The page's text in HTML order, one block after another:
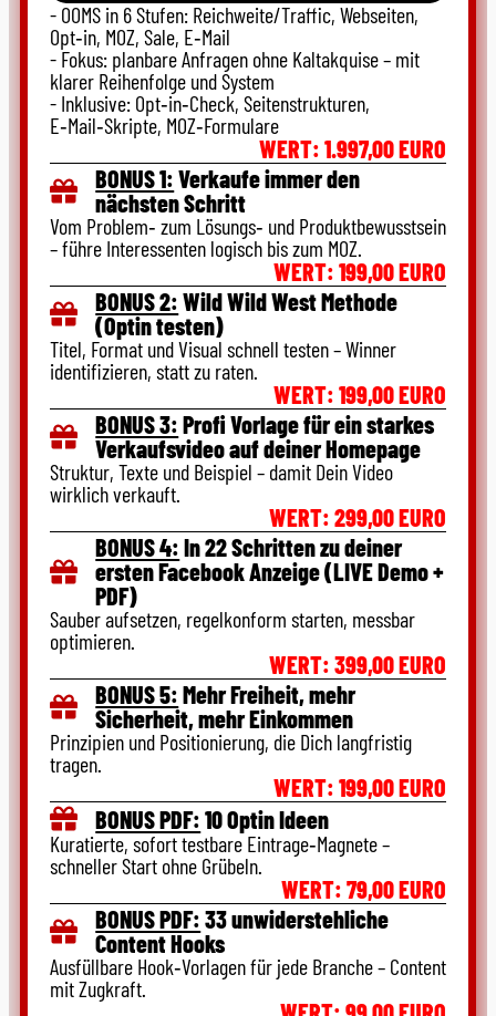
- OOMS in 6 Stufen: Reichweite/Traffic, Webseiten,
Opt‑in, MOZ, Sale, E‑Mail
- Fokus: planbare Anfragen ohne Kaltakquise – mit
klarer Reihenfolge und System
- Inklusive: Opt‑in‑Check, Seitenstrukturen,
E‑Mail‑Skripte, MOZ‑Formulare
WERT: 1.997,00 EURO
BONUS 1:Verkaufe immer den
nächsten Schritt
Vom Problem‑ zum Lösungs‑ und Produktbewusstsein
– führe Interessenten logisch bis zum MOZ.
WERT: 199,00 EURO
BONUS 2:Wild Wild West Methode
(Optin testen)
Titel, Format und Visual schnell testen – Winner
identifizieren, statt zu raten.
WERT: 199,00 EURO
BONUS 3:Profi Vorlage für ein starkes
Verkaufsvideo auf deiner Homepage
Struktur, Texte und Beispiel – damit Dein Video
wirklich verkauft.
WERT: 299,00 EURO
BONUS 4:In 22 Schritten zu deiner
ersten Facebook Anzeige (LIVE Demo +
PDF)
Sauber aufsetzen, regelkonform starten, messbar
optimieren.
WERT: 399,00 EURO
BONUS 5:Mehr Freiheit, mehr
Sicherheit, mehr Einkommen
Prinzipien und Positionierung, die Dich langfristig
tragen.
WERT: 199,00 EURO
BONUS PDF:10 Optin Ideen
Kuratierte, sofort testbare Eintrage‑Magnete –
schneller Start ohne Grübeln.
WERT: 79,00 EURO
BONUS PDF:33 unwiderstehliche
Content Hooks
Ausfüllbare Hook‑Vorlagen für jede Branche – Content
mit Zugkraft.